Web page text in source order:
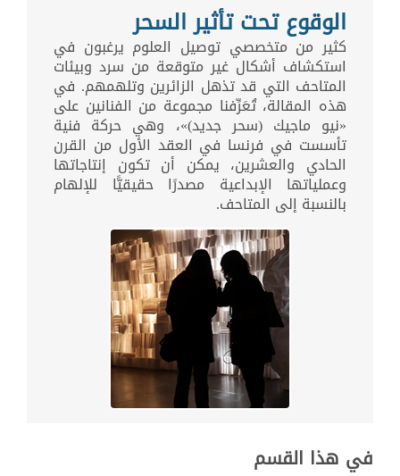
الوقوع تحت تأثير السحر
كثير من متخصصي توصيل العلوم يرغبون في
استكشاف أشكال غير متوقعة من سرد وبيئات
المتاحف التي قد تذهل الزائرين وتلهمهم. في
هذه المقالة، تُعَرِّفنا مجموعة من الفنانين على
«نيو ماجيك (سحر جديد)»، وهي حركة فنية
تأسست في فرنسا في العقد الأول من القرن
الحادي والعشرين، يمكن أن تكون إنتاجاتها
وعملياتها الإبداعية مصدرًا حقيقيًّا للإلهام
بالنسبة إلى المتاحف.
في هذا القسم